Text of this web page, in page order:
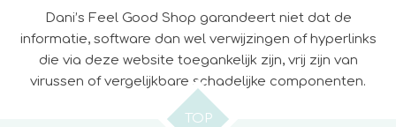
Dani’s Feel Good Shop garandeert niet dat de
informatie, software dan wel verwijzingen of hyperlinks
die via deze website toegankelijk zijn, vrij zijn van
virussen of vergelijkbare schadelijke componenten.
TOP